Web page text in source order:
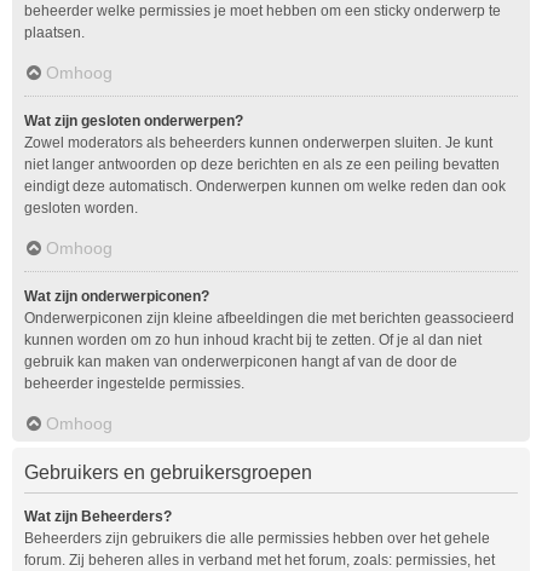
beheerder welke permissies je moet hebben om een sticky onderwerp te
plaatsen.
Omhoog
Wat zijn gesloten onderwerpen?
Zowel moderators als beheerders kunnen onderwerpen sluiten. Je kunt
niet langer antwoorden op deze berichten en als ze een peiling bevatten
eindigt deze automatisch. Onderwerpen kunnen om welke reden dan ook
gesloten worden.
Omhoog
Wat zijn onderwerpiconen?
Onderwerpiconen zijn kleine afbeeldingen die met berichten geassocieerd
kunnen worden om zo hun inhoud kracht bij te zetten. Of je al dan niet
gebruik kan maken van onderwerpiconen hangt af van de door de
beheerder ingestelde permissies.
Omhoog
Gebruikers en gebruikersgroepen
Wat zijn Beheerders?
Beheerders zijn gebruikers die alle permissies hebben over het gehele
forum. Zij beheren alles in verband met het forum, zoals: permissies, het